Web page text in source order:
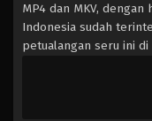
MP4 dan MKV,
Indonesia sudah
petualangan seru ini di